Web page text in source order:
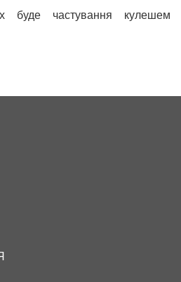
частування кулешем